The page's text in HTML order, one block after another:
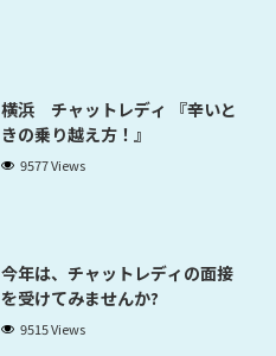
横浜 チャットレディ 『辛いと
きの乗り越え方！』
9577 Views
今年は、チャットレディの面接
を受けてみませんか?
9515 Views